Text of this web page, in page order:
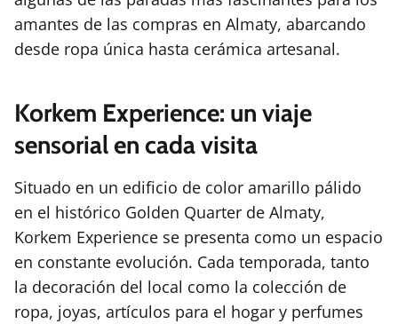
amantes de las compras en Almaty, abarcando
desde ropa única hasta cerámica artesanal.
Korkem Experience: un viaje
sensorial en cada visita
Situado en un edificio de color amarillo pálido
en el histórico Golden Quarter de Almaty,
Korkem Experience se presenta como un espacio
en constante evolución. Cada temporada, tanto
la decoración del local como la colección de
ropa, joyas, artículos para el hogar y perfumes